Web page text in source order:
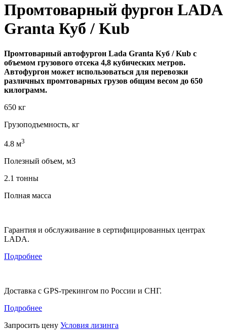
Промтоварный фургон LADA
Granta Куб / Kub
Промтоварный автофургон Lada Granta Куб / Kub с
объемом грузового отсека 4,8 кубических метров.
Автофургон может использоваться для перевозки
различных промтоварных грузов общим весом до 650
килограмм.
650 кг
Грузоподъемность, кг
4.8 м3
Полезный объем, м3
2.1 тонны
Полная масса
Гарантия и обслуживание в сертифицированных центрах
LADA.
Подробнее
Доставка с GPS-трекингом по России и СНГ.
Подробнее
Запросить цену Условия лизинга